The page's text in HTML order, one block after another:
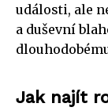
události, ale
a duševní
Jak najít